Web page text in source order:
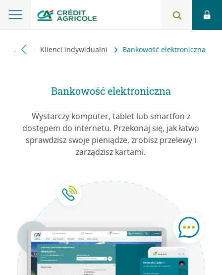
Klienci indywidualni Bankowość elektroniczna
Bankowość elektroniczna
Wystarczy komputer, tablet lub smartfon z
dostępem do internetu. Przekonaj się, jak łatwo
sprawdzisz swoje pieniądze, zrobisz przelewy i
zarządzisz kartami.